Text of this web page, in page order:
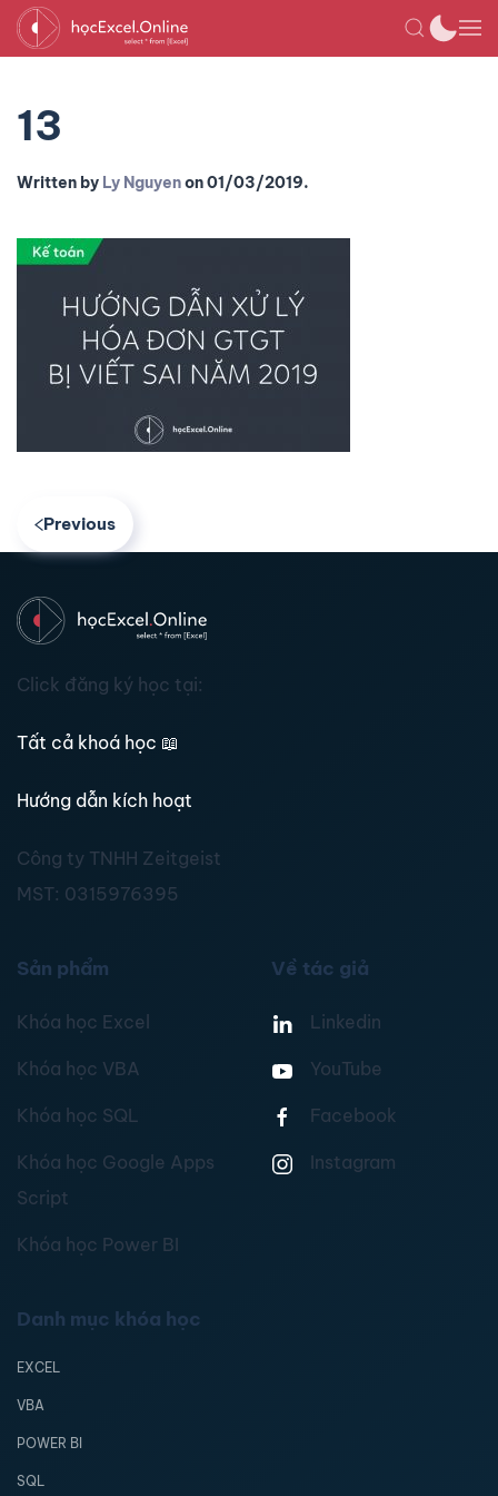
13
Written by Ly Nguyenon01/03/2019.
Previous
Click đăng ký học tại:
Tất cả khoá học 📖
Hướng dẫn kích hoạt
Công ty TNHH Zeitgeist
MST: 0315976395
Sản phẩm
Khóa học Excel
Khóa học VBA
Khóa học SQL
Khóa học Google Apps
Script
Khóa học Power BI
Về tác giả
Linkedin
YouTube
Facebook
Instagram
Danh mục khóa học
EXCEL
VBA
POWER BI
SQL